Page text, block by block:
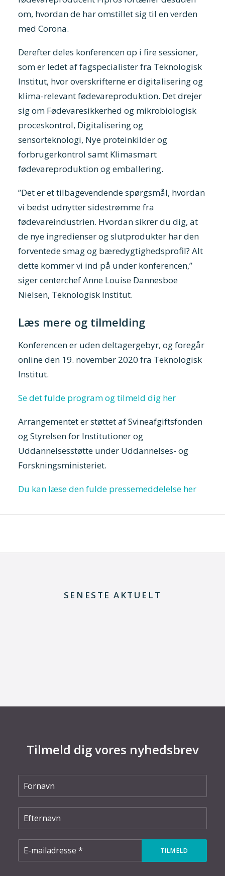
om, hvordan de har omstillet sig til en verden
med Corona.
Derefter deles konferencen op i fire sessioner,
som er ledet af fagspecialister fra Teknologisk
Institut, hvor overskrifterne er digitalisering og
klima-relevant fødevareproduktion. Det drejer
sig om Fødevaresikkerhed og mikrobiologisk
proceskontrol, Digitalisering og
sensorteknologi, Nye proteinkilder og
forbrugerkontrol samt Klimasmart
fødevareproduktion og emballering.
”Det er et tilbagevendende spørgsmål, hvordan
vi bedst udnytter sidestrømme fra
fødevareindustrien. Hvordan sikrer du dig, at
de nye ingredienser og slutprodukter har den
forventede smag og bæredygtighedsprofil? Alt
dette kommer vi ind på under konferencen,”
siger centerchef Anne Louise Dannesboe
Nielsen, Teknologisk Institut.
Læs mere og tilmelding
Konferencen er uden deltagergebyr, og foregår
online den 19. november 2020 fra Teknologisk
Institut.
Se det fulde program og tilmeld dig her
Arrangementet er støttet af Svineafgiftsfonden
og Styrelsen for Institutioner og
Uddannelsesstøtte under Uddannelses- og
Forskningsministeriet.
Du kan læse den fulde pressemeddelelse her
SENESTE AKTUELT
Tilmeld dig vores nyhedsbrev